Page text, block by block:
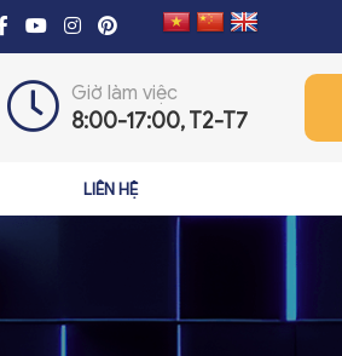
Giờ làm việc
8:00-17:00, T2-T7
LIÊN HỆ